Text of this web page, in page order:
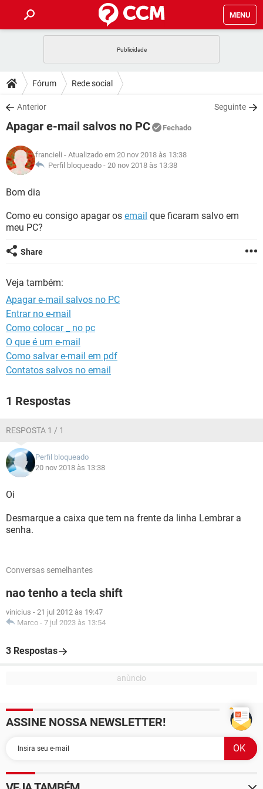
MENU
CELULAR
OUTLOOK
INSTAGRAM GMAIL
GUIA DE COMPRAS
DICAS
JOGOS
INSTAGRAM GMAIL
GUIA DE COMPRAS
DOWNLOADS
JOGOS WHATSAPP
CELULAR
OUTLOOK EXCEL
INSTAGRAM
FÓRUM
JOGOS WHATSAPP
CELULAR
OUTLOOK
INSTAGRAM GMAIL
GLOSSÁRIO
JOGOS
OUTLOOK
INSTAGRAM
Fórum Rede social
Anterior Seguinte
Apagar e-mail salvos no PC Fechado
francieli - Atualizado em 20 nov 2018 às 13:38
Perfil bloqueado - 20 nov 2018 às 13:38
Bom dia
Como eu consigo apagar os email que ficaram salvo em
meu PC?
Share
Veja também:
Apagar e-mail salvos no PC
Entrar no e-mail
Como colocar _ no pc
O que é um e-mail
Como salvar e-mail em pdf
Contatos salvos no email
1 Respostas
RESPOSTA 1 / 1
Perfil bloqueado
20 nov 2018 às 13:38
Oi
Desmarque a caixa que tem na frente da linha Lembrar a
senha.
Conversas semelhantes
nao tenho a tecla shift
vinicius - 21 jul 2012 às 19:47
Marco - 7 jul 2023 às 13:54
3 Respostas
ASSINE NOSSA NEWSLETTER!